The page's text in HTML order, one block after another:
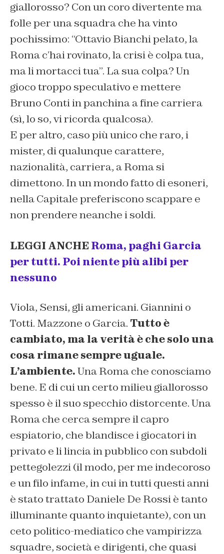
giallorosso? Con un coro divertente ma
folle per una squadra che ha vinto
pochissimo: “Ottavio Bianchi pelato, la
Roma c’hai rovinato, la crisi è colpa tua,
ma li mortacci tua”. La sua colpa? Un
gioco troppo speculativo e mettere
Bruno Conti in panchina a fine carriera
(sì, lo so, vi ricorda qualcosa).
E per altro, caso più unico che raro, i
mister, di qualunque carattere,
nazionalità, carriera, a Roma si
dimettono. In un mondo fatto di esoneri,
nella Capitale preferiscono scappare e
non prendere neanche i soldi.
LEGGI ANCHE Roma, paghi Garcia
per tutti. Poi niente più alibi per
nessuno
Viola, Sensi, gli americani. Giannini o
Totti. Mazzone o Garcia. Tutto è
cambiato, ma la verità è che solo una
cosa rimane sempre uguale.
L’ambiente.Una Roma che conosciamo
bene. E di cui un certo milieu giallorosso
spesso è il suo specchio distorcente. Una
Roma che cerca sempre il capro
espiatorio, che blandisce i giocatori in
privato e li lincia in pubblico con subdoli
pettegolezzi (il modo, per me indecoroso
e un filo infame, in cui in tutti questi anni
è stato trattato Daniele De Rossi è tanto
illuminante quanto inquietante), con un
ceto politico-mediatico che vampirizza
squadre, società e dirigenti, che quasi